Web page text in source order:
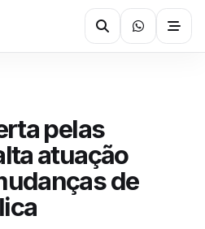
pelas
atuação
de